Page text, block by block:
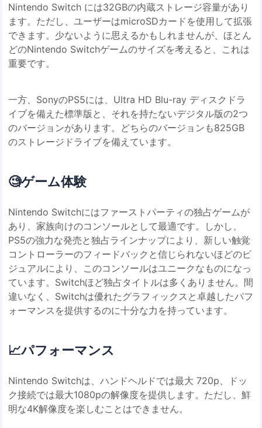
Nintendo Switch には32GBの内蔵ストレージ容量があり
ます。ただし、ユーザーはmicroSDカードを使用して拡張
できます。少ないように思えるかもしれませんが、ほとん
どのNintendo Switchゲームのサイズを考えると、これは
重要です。
一方、SonyのPS5には、Ultra HD Blu-ray ディスクドラ
イブを備えた標準版と、それを持たないデジタル版の2つ
のバージョンがあります。どちらのバージョンも825GB
のストレージドライブを備えています。
🧐ゲーム体験
Nintendo Switchにはファーストパーティの独占ゲームが
あり、家族向けのコンソールとして最適です。しかし、
PS5の強力な発売と独占ラインナップにより、新しい触覚
コントローラーのフィードバックと信じられないほどのビ
ジュアルにより、このコンソールはユニークなものになっ
ています。Switchほど独占タイトルは多くありません。間
違いなく、Switchは優れたグラフィックスと卓越したパフ
ォーマンスを提供するのに十分な力を持っています。
📈パフォーマンス
Nintendo Switchは、ハンドヘルドでは最大 720p、ドッ
ク接続では最大1080pの解像度を提供します。ただし、鮮
明な4K解像度を楽しむことはできません。